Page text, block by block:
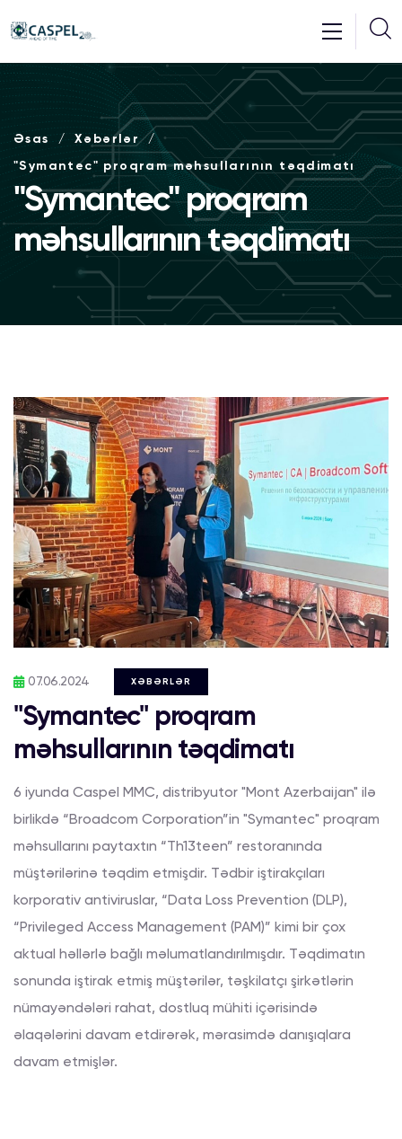
Əsas Xəbərlər
"Symantec" proqram məhsullarının təqdimatı
"Symantec" proqram
məhsullarının təqdimatı
07.06.2024 XƏBƏRLƏR
"Symantec" proqram
məhsullarının təqdimatı
6 iyunda Caspel MMC, distribyutor "Mont Azerbaijan" ilə
birlikdə “Broadcom Corporation”in "Symantec" proqram
məhsullarını paytaxtın “Th13teen” restoranında
müştərilərinə təqdim etmişdir. Tədbir iştirakçıları
korporativ antiviruslar, “Data Loss Prevention (DLP),
“Privileged Access Management (PAM)” kimi bir çox
aktual həllərlə bağlı məlumatlandırılmışdır. Təqdimatın
sonunda iştirak etmiş müştərilər, təşkilatçı şirkətlərin
nümayəndələri rahat, dostluq mühiti içərisində
əlaqələrini davam etdirərək, mərasimdə danışıqlara
davam etmişlər.